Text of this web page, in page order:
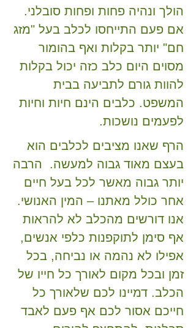
הולך ונהיה פחות ופחות סובלני.
אם פעם התייחסו לכלב בעל "מזג
חם" יותר בקלות ואף בהומור
מסוים היום כלב כזה יכול בקלות
להוות גורם לתביעה בבית
המשפט. כלבים הינם חיות וחיות
לפעמים נושכות.
הרף שאנו מציבים לכלבים הוא
בעצם מאוד גבוה למעשה. הרבה
יותר גבוה מאשר לכל בעל חיים
אחר כולל מאתנו – המין האנושי.
אנו דורשים מהכלב לא להראות
אף סימן לתוקפנות כלפי אנשים,
אפילו לא נהמה או נביחה, בכל
זמן ובכל מקום לאורך כל חייו של
הכלב. דמיינו לכם שלאורך כל
חייכם אסור לכם אף פעם לאבד